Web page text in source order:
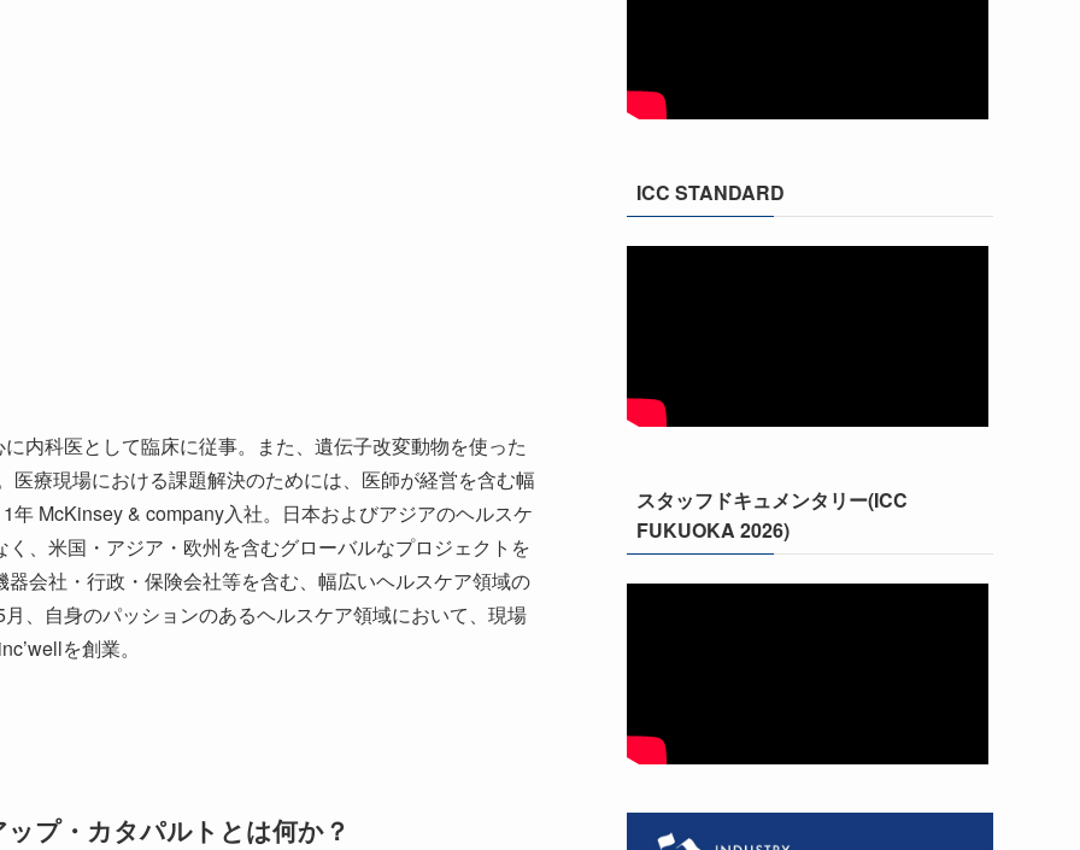
内科医として臨床に従事。また、遺伝子改変動物を使った
療現場における課題解決のためには、医師が経営を含む幅
McKinsey & company入社。日本およびアジアのヘルスケ
、米国・アジア・欧州を含むグローバルなプロジェクトを
会社・行政・保険会社等を含む、幅広いヘルスケア領域の
、自身のパッションのあるヘルスケア領域において、現場
を創業。
プ・カタパルトとは何か？
ICC STANDARD
スタッフドキュメンタリー(ICC
FUKUOKA 2026)